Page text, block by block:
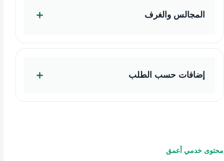
المجالس والغرف
إضافات حسب الطلب
محتوى خدمي أعمق